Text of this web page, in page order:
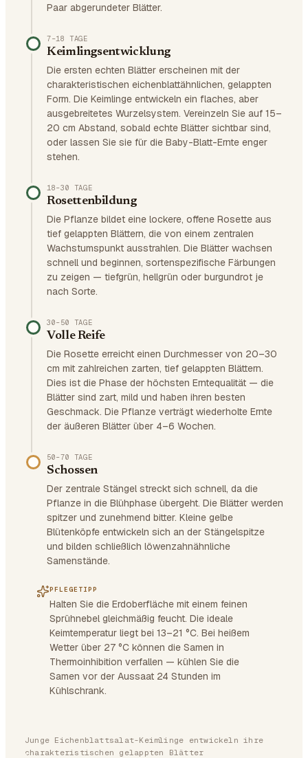
Paar abgerundeter Blätter.
7–18 TAGE
Keimlingsentwicklung
Die ersten echten Blätter erscheinen mit der
charakteristischen eichenblattähnlichen, gelappten
Form. Die Keimlinge entwickeln ein flaches, aber
ausgebreitetes Wurzelsystem. Vereinzeln Sie auf 15–
20 cm Abstand, sobald echte Blätter sichtbar sind,
oder lassen Sie sie für die Baby-Blatt-Ernte enger
stehen.
18–30 TAGE
Rosettenbildung
Die Pflanze bildet eine lockere, offene Rosette aus
tief gelappten Blättern, die von einem zentralen
Wachstumspunkt ausstrahlen. Die Blätter wachsen
schnell und beginnen, sortenspezifische Färbungen
zu zeigen — tiefgrün, hellgrün oder burgundrot je
nach Sorte.
30–50 TAGE
Volle Reife
Die Rosette erreicht einen Durchmesser von 20–30
cm mit zahlreichen zarten, tief gelappten Blättern.
Dies ist die Phase der höchsten Erntequalität — die
Blätter sind zart, mild und haben ihren besten
Geschmack. Die Pflanze verträgt wiederholte Ernte
der äußeren Blätter über 4–6 Wochen.
50–70 TAGE
Schossen
Der zentrale Stängel streckt sich schnell, da die
Pflanze in die Blühphase übergeht. Die Blätter werden
spitzer und zunehmend bitter. Kleine gelbe
Blütenköpfe entwickeln sich an der Stängelspitze
und bilden schließlich löwenzahnähnliche
Samenstände.
PFLEGETIPP
Halten Sie die Erdoberfläche mit einem feinen
Sprühnebel gleichmäßig feucht. Die ideale
Keimtemperatur liegt bei 13–21 °C. Bei heißem
Wetter über 27 °C können die Samen in
Thermoinhibition verfallen — kühlen Sie die
Samen vor der Aussaat 24 Stunden im
Kühlschrank.
Junge Eichenblattsalat-Keimlinge entwickeln ihre
charakteristischen gelappten Blätter